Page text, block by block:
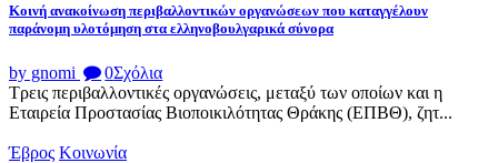
Κοινή ανακοίνωση περιβαλλοντικών οργανώσεων που καταγγέλουν
παράνομη υλοτόμηση στα ελληνοβουλγαρικά σύνορα
by gnomi 0Σχόλια
Τρεις περιβαλλοντικές οργανώσεις, μεταξύ των οποίων και η
Εταιρεία Προστασίας Βιοποικιλότητας Θράκης (ΕΠΒΘ), ζητ...
Έβρος Κοινωνία